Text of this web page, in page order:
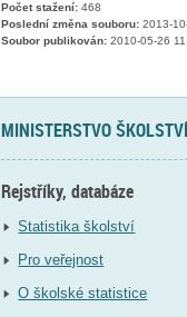
Počet stažení: 468
Poslední změna souboru: 2013-
Soubor publikován: 2010-05-26
MINISTERSTVO
Rejstříky, databáze
Statistika školství
Pro veřejnost
O školské statistice